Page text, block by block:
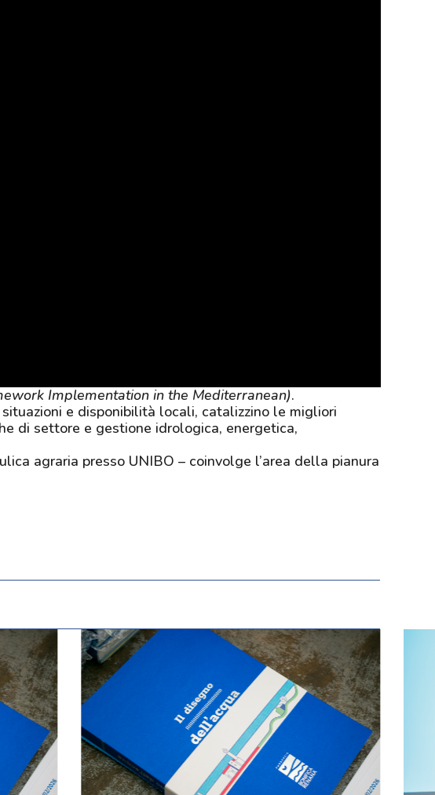
Implementation in the Mediterranean).
e disponibilità locali, catalizzino le migliori
di settore e gestione idrologica, energetica,
agraria presso UNIBO – coinvolge l’area della pianura